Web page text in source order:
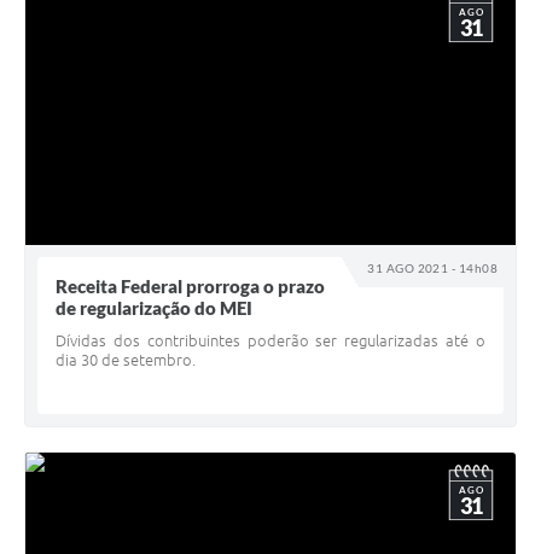
31 AGO 2021 - 14h08
AGO
31
Receita Federal prorroga o prazo
de regularização do MEI
Dívidas dos contribuintes poderão ser regularizadas até o
dia 30 de setembro.
AGO
31